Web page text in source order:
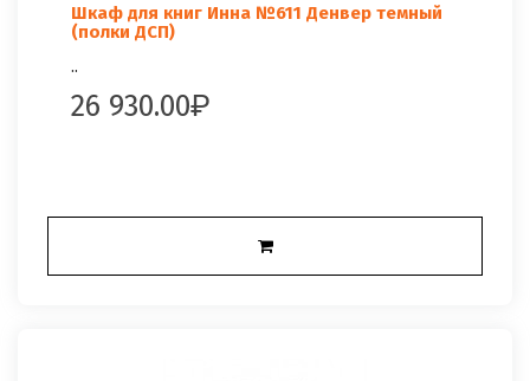
Шкаф для книг Инна №611 Денвер темный
(полки ДСП)
..
26 930.00